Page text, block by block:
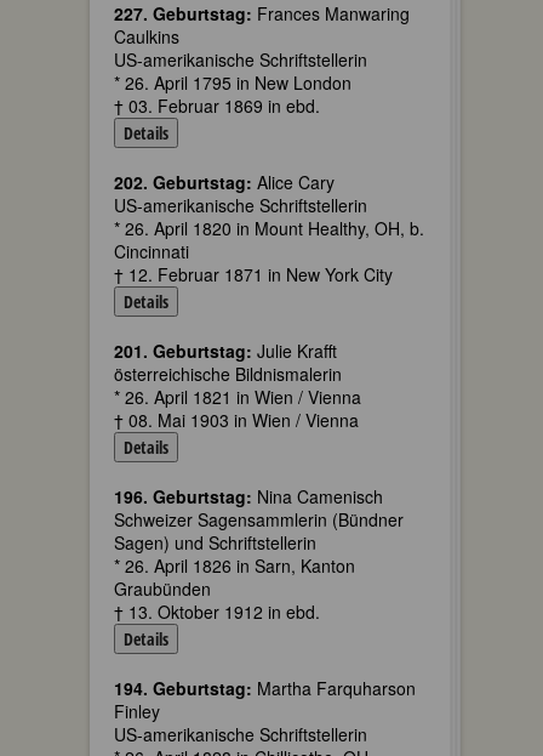
227. Geburtstag: Frances Manwaring
Caulkins
US-amerikanische Schriftstellerin
* 26. April 1795 in New London
† 03. Februar 1869 in ebd.
Details
202. Geburtstag: Alice Cary
US-amerikanische Schriftstellerin
* 26. April 1820 in Mount Healthy, OH, b.
Cincinnati
† 12. Februar 1871 in New York City
Details
201. Geburtstag: Julie Krafft
österreichische Bildnismalerin
* 26. April 1821 in Wien / Vienna
† 08. Mai 1903 in Wien / Vienna
Details
196. Geburtstag: Nina Camenisch
Schweizer Sagensammlerin (Bündner
Sagen) und Schriftstellerin
* 26. April 1826 in Sarn, Kanton
Graubünden
† 13. Oktober 1912 in ebd.
Details
194. Geburtstag: Martha Farquharson
Finley
US-amerikanische Schriftstellerin